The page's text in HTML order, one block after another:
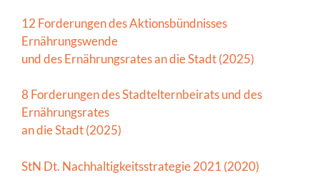
12 Forderungen des Aktionsbündnisses
Ernährungswende
und des Ernährungsrates an die Stadt (2025)
8 Forderungen des Stadtelternbeirats und des
Ernährungsrates
an die Stadt (2025)
StN Dt. Nachhaltigkeitsstrategie 2021 (2020)